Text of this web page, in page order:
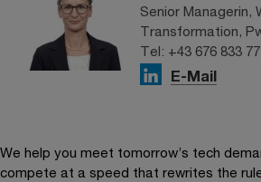
Senior Managerin,
Transformation,
Tel: +43 676 833 77
E-Mail
We help you meet tomorrow’s tech
compete at a speed that rewrites the